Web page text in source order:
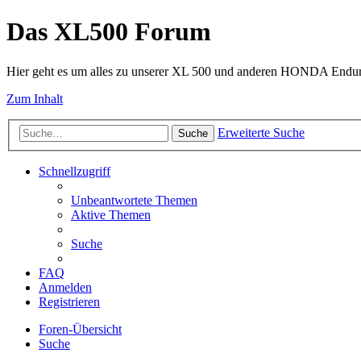
Das XL500 Forum
Hier geht es um alles zu unserer XL 500 und anderen HONDA
Zum Inhalt
Suche Erweiterte Suche
Schnellzugriff
Unbeantwortete Themen
Aktive Themen
Suche
FAQ
Anmelden
Registrieren
Foren-Übersicht
Suche